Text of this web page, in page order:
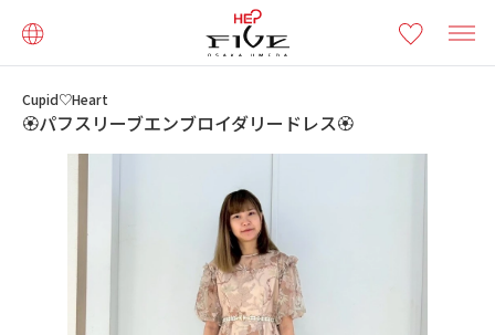
Cupid♡Heart
🏵️パフスリーブエンブロイダリードレス🏵️